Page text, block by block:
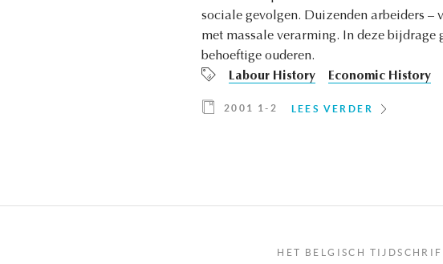
sociale gevolgen. Duizenden arbeiders –
met massale verarming. In deze bijdrage
behoeftige ouderen.
Labour History
Economic History
2001 1-2 LEES VERDER
HET BELGISCH